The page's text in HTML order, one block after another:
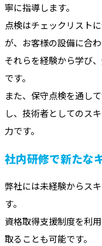
寧に指導します。
点検はチェックリスト
が、お客様の設備に合
それらを経験から学び
です。
また、保守点検を通し
し、技術者としてのス
力です。
社内研修で新たな
弊社には未経験からス
す。
資格取得支援制度を利
取ることも可能です。